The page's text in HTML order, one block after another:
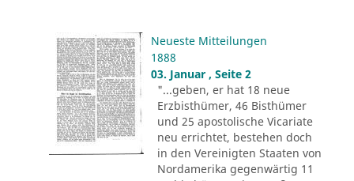
Neueste Mitteilungen
1888
03. Januar , Seite 2
"...geben, er hat 18 neue
Erzbisthümer, 46 Bisthümer
und 25 apostolische Vicariate
neu errichtet, bestehen doch
in den Vereinigten Staaten von
Nordamerika gegenwärtig 11